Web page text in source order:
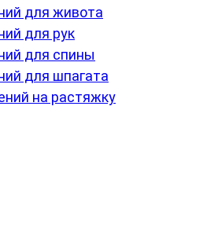
для живота
для рук
для спины
для шпагата
на растяжку